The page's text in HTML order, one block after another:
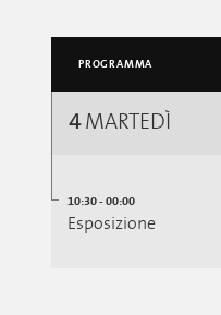
PROGRAMMA
4MARTEDÌ
10:30 - 00:00
Esposizione